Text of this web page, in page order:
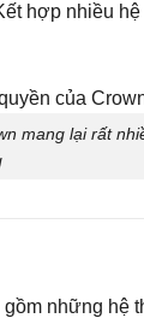
hợp nhiều
mang lại rất
những hệ